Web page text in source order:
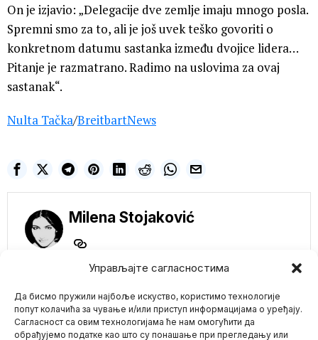
Управљајте сагласностима
Да бисмо пружили најбоље искуство, користимо технологије
попут колачића за чување и/или приступ информацијама о уређају.
Сагласност са овим технологијама ће нам омогућити да
обрађујемо податке као што су понашање при прегледању или
On je izjavio: „Delegacije dve zemlje imaju mnogo posla.
Spremni smo za to, ali je još uvek teško govoriti o
konkretnom datumu sastanka između dvojice lidera…
Pitanje je razmatrano. Radimo na uslovima za ovaj
sastanak“.
Nulta Tačka/BreitbartNews
Milena Stojaković
NE PROPUSTITE
Evo zbog čega će